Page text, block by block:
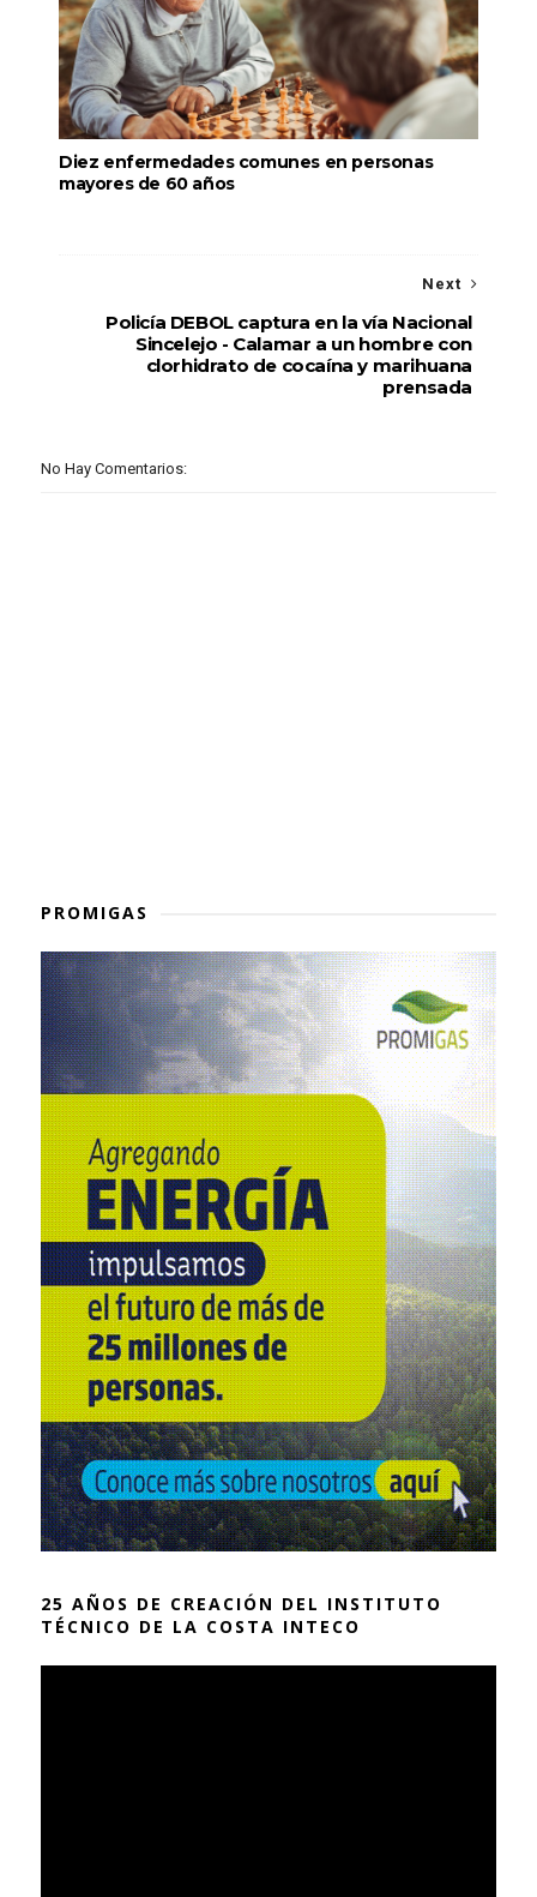
Diez enfermedades comunes en personas
mayores de 60 años
Next
Policía DEBOL captura en la vía Nacional
Sincelejo - Calamar a un hombre con
clorhidrato de cocaína y marihuana
prensada
No Hay Comentarios:
PROMIGAS
25 AÑOS DE CREACIÓN DEL INSTITUTO
TÉCNICO DE LA COSTA INTECO